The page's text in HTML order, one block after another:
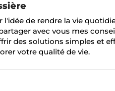
l'idée de rendre la vie
avec vous mes
des solutions simples et
votre qualité de vie.